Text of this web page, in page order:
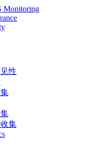
Monitoring
性
集